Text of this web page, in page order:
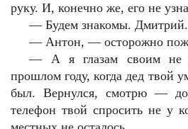
руку. И, конечно же, его не
—Будем знакомы. Дмитрий.
—Антон, — осторожно
— А я глазам своим не
прошлом году, когда дед твой
был. Вернулся, смотрю —
телефон твой спросить не у